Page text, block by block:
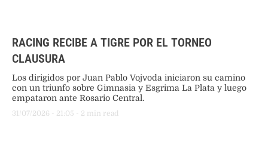
RACING RECIBE A TIGRE POR EL TORNEO
CLAUSURA
Los dirigidos por Juan Pablo Vojvoda iniciaron su camino
con un triunfo sobre Gimnasia y Esgrima La Plata y luego
empataron ante Rosario Central.
31/07/2026 - 21:05 - 2 min read